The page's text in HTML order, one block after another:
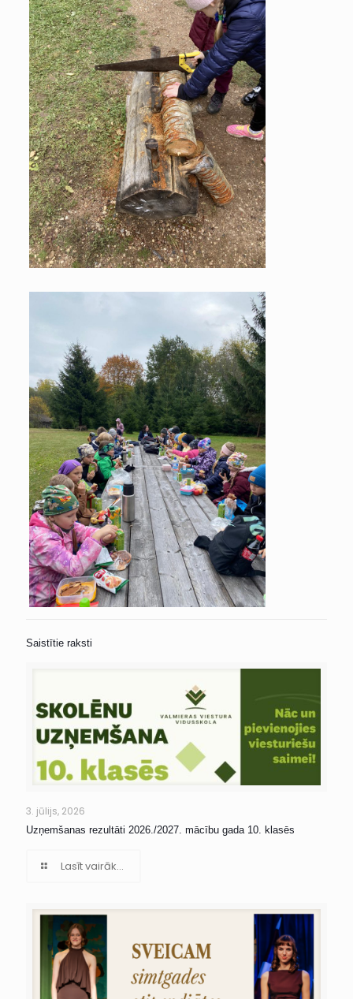
Saistītie raksti
3. jūlijs, 2026
Uzņemšanas rezultāti 2026./2027. mācību gada 10. klasēs
Lasīt vairāk...